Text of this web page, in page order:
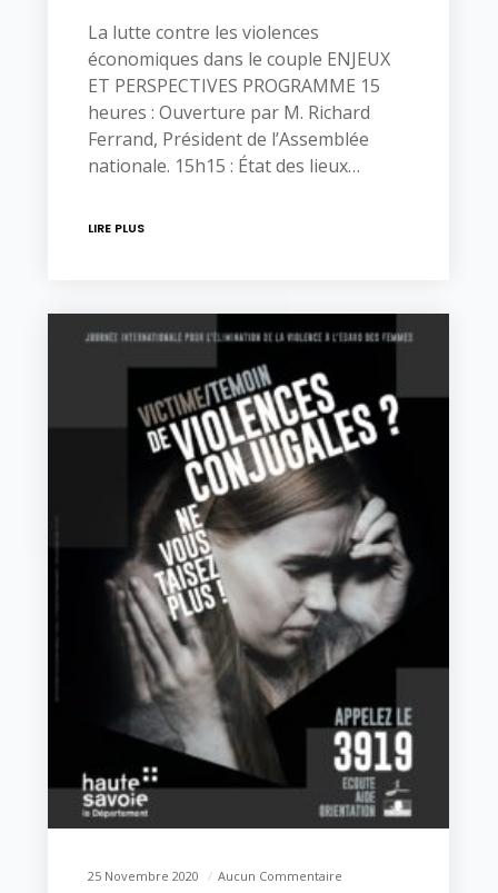
La lutte contre les violences
économiques dans le couple ENJEUX
ET PERSPECTIVES PROGRAMME 15
heures : Ouverture par M. Richard
Ferrand, Président de l’Assemblée
nationale. 15h15 : État des lieux…
LIRE PLUS
25 Novembre 2020
Aucun Commentaire